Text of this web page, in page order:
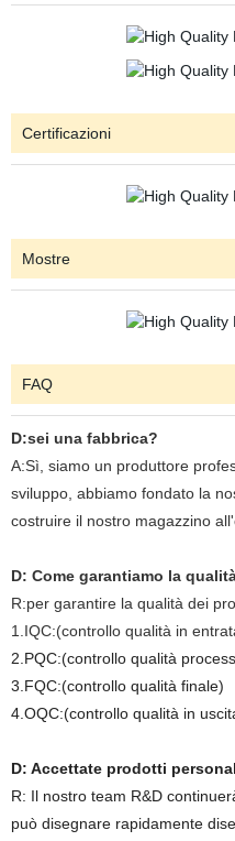
Certificazioni
Mostre
FAQ
D:sei una fabbrica?
A:Sì, siamo un produttore
sviluppo, abbiamo fondato la
costruire il nostro magazzino
D: Come garantiamo la
R:per garantire la qualità dei
1.IQC:(controllo qualità in
2.PQC:(controllo qualità
3.FQC:(controllo qualità finale)
4.OQC:(controllo qualità in
D: Accettate prodotti
R: Il nostro team R&D
può disegnare rapidamente